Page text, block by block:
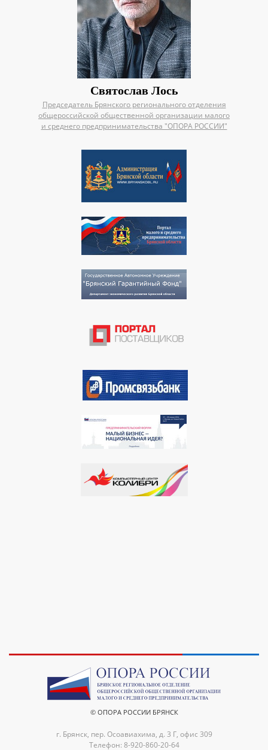
Святослав Лось
Председатель Брянского регионального отделения
общероссийской общественной организации малого
и среднего предпринимательства "ОПОРА РОССИИ"
© ОПОРА РОССИИ БРЯНСК
г. Брянск, пер. Осоавиахима, д. 3 Г, офис 309
Телефон: 8-920-860-20-64